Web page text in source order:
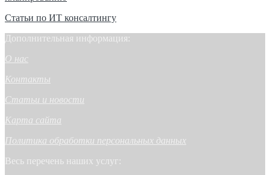
Статьи по ИТ консалтингу
Дополнительная информация:
О нас
Контакты
Статьи и новости
Карта сайта
Политика обработки персональных данных
Весь перечень наших услуг: